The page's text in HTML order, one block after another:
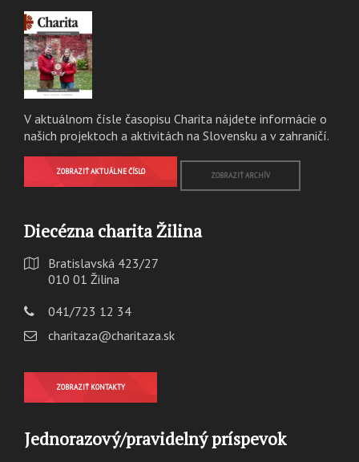
V aktuálnom čísle časopisu Charita nájdete informácie o
našich projektoch a aktivitách na Slovensku a v zahraničí.
ZOBRAZIŤ AKTUÁLNE ČÍSLO ZOBRAZIŤ ARCHÍV
Diecézna charita Žilina
Bratislavská 423/27
010 01 Žilina
041/723 12 34
charitaza@charitaza.sk
ZOBRAZIŤ KONTAKTY
Jednorazový/pravidelný príspevok